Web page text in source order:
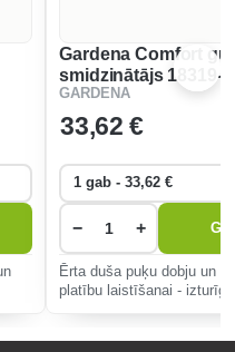
Gardena Comfort
smidzinātājs 18319-
GARDENA
33,62 €
− +
Ērta duša puķu dobju un
platību laistīšanai -